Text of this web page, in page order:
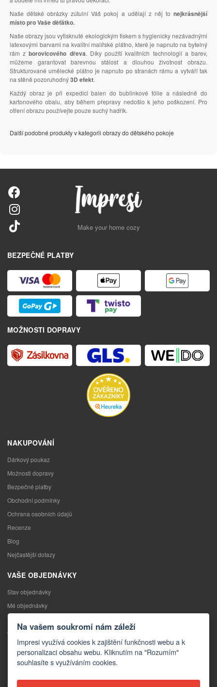
Naše dětské obrázky zútulní Váš pokoj a udělají z něj to nejkrásnější
místo pro Vaše děťátko.
Naše obrazy jsou vytisknuté ekologickým tiskem s hygienicky nezávadnými
latexovými barvami na kvalitní malířské plátno, které je napnuto na bytelný
rám zborovicového dřeva. Díky použití kvalitních technologií a barev,
můžeme garantovat barevnou stálost a dlouhou životnost obrazu.
Strukturované umělecké plátno je napnuto po stranách rámu a vytváří tak
na stěně pozoruhodný3D efekt.
Každý obraz je při expedici balen do bublinkové fólie a následně do
kartonového obalu, aby během přepravy nedošlo k jeho poškození. Pro
otření obrazu používejte pouze suchý hadřík.
Další podobné produkty v kategorii obrazy do dětského pokoje
Make your home cozy
BEZPEČNÉ PLATBY
MOŽNOSTI DOPRAVY
NAKUPOVÁNÍ
Dárkový poukaz
Možnosti dopravy
Bezpečné platby
Obchodní podmínky
Ochrana osobních údajů
Recenze
Blog
Nejčastější dotazy
VAŠE OBJEDNÁVKY
Stav objednávky
Mé objednávky
Výměna zboží
Odstoupení od kupní smlouvy
Reklamace
KONTAKTY
Kontakty
Na vašem soukromí nám záleží
Impresi využívá cookies k zajištění funkčnosti webu a k
personalizaci obsahu webu. Kliknutím na "Rozumím"
souhlasíte s využíváním cookies.